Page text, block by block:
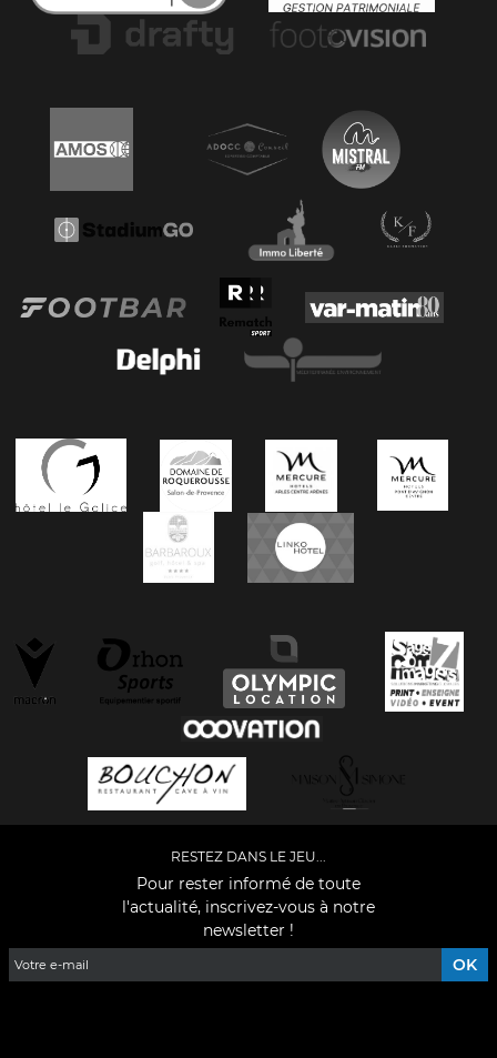
RESTEZ DANS LE JEU...
Pour rester informé de toute
l'actualité, inscrivez-vous à notre
newsletter !